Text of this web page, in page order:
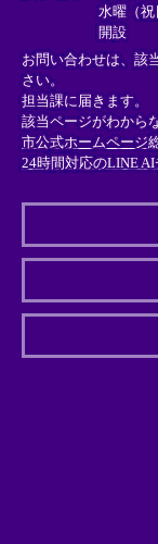
水曜（
開設
お問い合わせは、該
さい。
担当課に届きます。
該当ページがわから
市公式ホームページ
24時間対応のLINE
外
リ
ン
＞